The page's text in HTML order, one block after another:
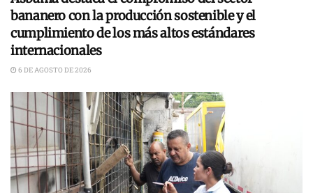
bananero con la producción sostenible y el
cumplimiento de los más altos estándares
internacionales
6 DE AGOSTO DE 2026